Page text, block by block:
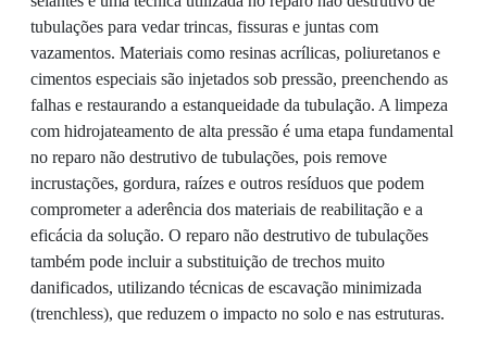
tubulações para vedar trincas, fissuras e juntas com
vazamentos. Materiais como resinas acrílicas, poliuretanos e
cimentos especiais são injetados sob pressão, preenchendo as
falhas e restaurando a estanqueidade da tubulação. A limpeza
com hidrojateamento de alta pressão é uma etapa fundamental
no reparo não destrutivo de tubulações, pois remove
incrustações, gordura, raízes e outros resíduos que podem
comprometer a aderência dos materiais de reabilitação e a
eficácia da solução. O reparo não destrutivo de tubulações
também pode incluir a substituição de trechos muito
danificados, utilizando técnicas de escavação minimizada
(trenchless), que reduzem o impacto no solo e nas estruturas.